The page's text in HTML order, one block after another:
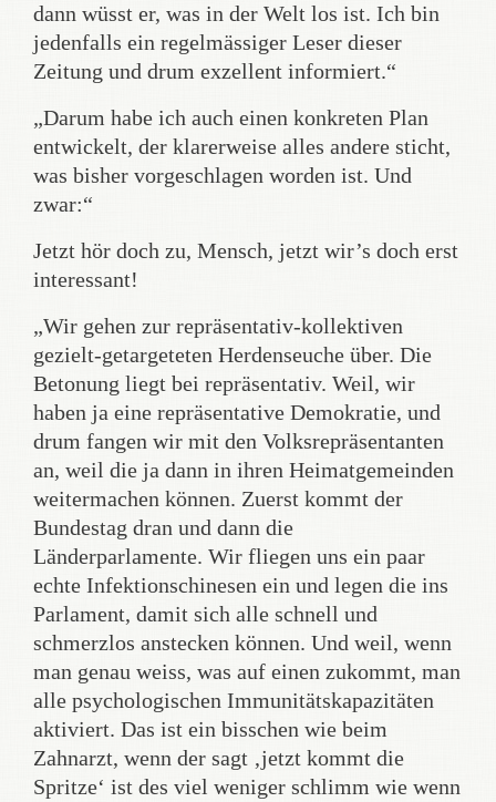
dann wüsst er, was in der Welt los ist. Ich bin
jedenfalls ein regelmässiger Leser dieser
Zeitung und drum exzellent informiert.“
„Darum habe ich auch einen konkreten Plan
entwickelt, der klarerweise alles andere sticht,
was bisher vorgeschlagen worden ist. Und
zwar:“
Jetzt hör doch zu, Mensch, jetzt wir’s doch erst
interessant!
„Wir gehen zur repräsentativ-kollektiven
gezielt-getargeteten Herdenseuche über. Die
Betonung liegt bei repräsentativ. Weil, wir
haben ja eine repräsentative Demokratie, und
drum fangen wir mit den Volksrepräsentanten
an, weil die ja dann in ihren Heimatgemeinden
weitermachen können. Zuerst kommt der
Bundestag dran und dann die
Länderparlamente. Wir fliegen uns ein paar
echte Infektionschinesen ein und legen die ins
Parlament, damit sich alle schnell und
schmerzlos anstecken können. Und weil, wenn
man genau weiss, was auf einen zukommt, man
alle psychologischen Immunitätskapazitäten
aktiviert. Das ist ein bisschen wie beim
Zahnarzt, wenn der sagt ‚jetzt kommt die
Spritze‘ ist des viel weniger schlimm wie wenn